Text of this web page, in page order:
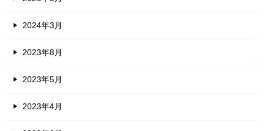
2024年3月
2023年8月
2023年5月
2023年4月